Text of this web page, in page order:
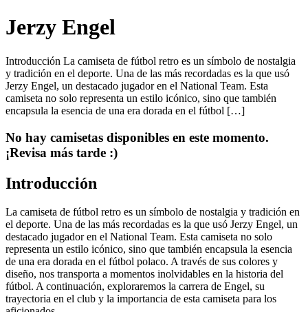
Jerzy Engel
Introducción La camiseta de fútbol retro es un símbolo de nostalgia
y tradición en el deporte. Una de las más recordadas es la que usó
Jerzy Engel, un destacado jugador en el National Team. Esta
camiseta no solo representa un estilo icónico, sino que también
encapsula la esencia de una era dorada en el fútbol […]
No hay camisetas disponibles en este momento.
¡Revisa más tarde :)
Introducción
La camiseta de fútbol retro es un símbolo de nostalgia y tradición en
el deporte. Una de las más recordadas es la que usó Jerzy Engel, un
destacado jugador en el National Team. Esta camiseta no solo
representa un estilo icónico, sino que también encapsula la esencia
de una era dorada en el fútbol polaco. A través de sus colores y
diseño, nos transporta a momentos inolvidables en la historia del
fútbol. A continuación, exploraremos la carrera de Engel, su
trayectoria en el club y la importancia de esta camiseta para los